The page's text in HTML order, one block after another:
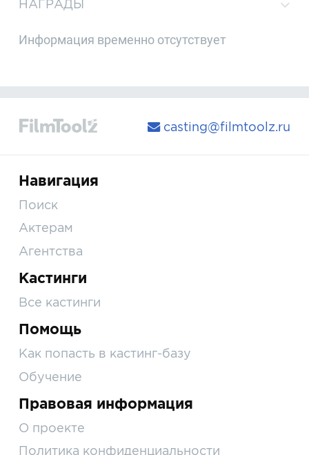
НАГРАДЫ
Информация временно отсутствует
casting@filmtoolz.ru
Навигация
Поиск
Актерам
Агентства
Кастинги
Все кастинги
Помощь
Как попасть в кастинг-базу
Обучение
Правовая информация
О проекте
Политика конфиденциальности